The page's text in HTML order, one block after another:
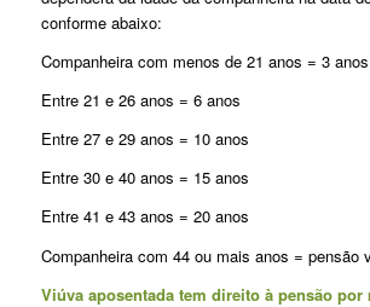
conforme abaixo:
Companheira com menos de 21 anos = 3
Entre 21 e 26 anos = 6 anos
Entre 27 e 29 anos = 10 anos
Entre 30 e 40 anos = 15 anos
Entre 41 e 43 anos = 20 anos
Companheira com 44 ou mais anos = pensão
Viúva aposentada tem direito à pensão por